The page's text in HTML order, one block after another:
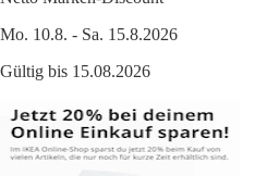
Mo. 10.8. - Sa. 15.8.2026
Gültig bis 15.08.2026